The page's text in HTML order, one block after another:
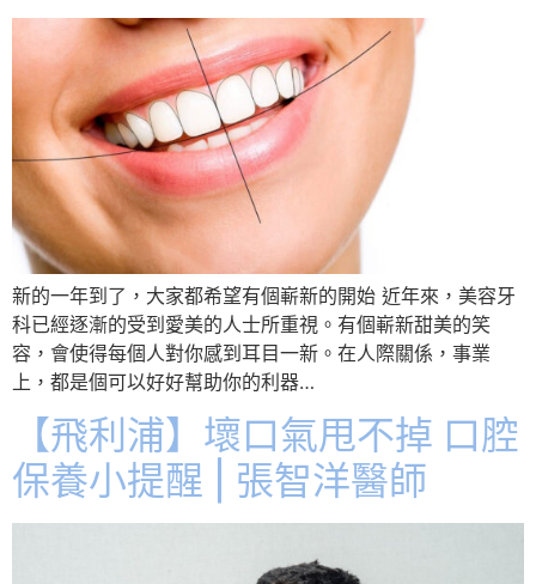
新的一年到了，大家都希望有個嶄新的開始 近年來，美容牙
科已經逐漸的受到愛美的人士所重視。有個嶄新甜美的笑
容，會使得每個人對你感到耳目一新。在人際關係，事業
上，都是個可以好好幫助你的利器…
【飛利浦】壞口氣甩不掉 口腔
保養小提醒 | 張智洋醫師